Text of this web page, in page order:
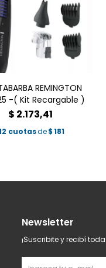
REMINGTON
-( Kit Recargable )
$ 2.173,41
cuotasde$181
Newsletter
¡Suscribite y recibí